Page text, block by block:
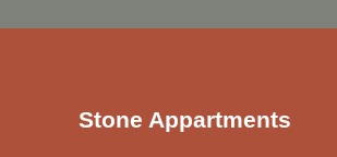
Stone Appartments